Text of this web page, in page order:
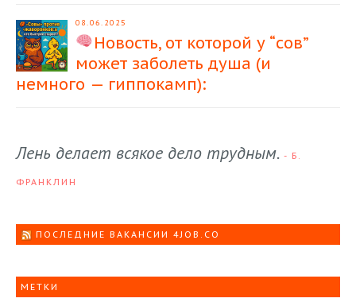
08.06.2025
Новость, от которой у “сов”
может заболеть душа (и
немного — гиппокамп):
Лень делает всякое дело трудным. - Б.
ФРАНКЛИН
ПОСЛЕДНИЕ ВАКАНСИИ 4JOB.CO
МЕТКИ